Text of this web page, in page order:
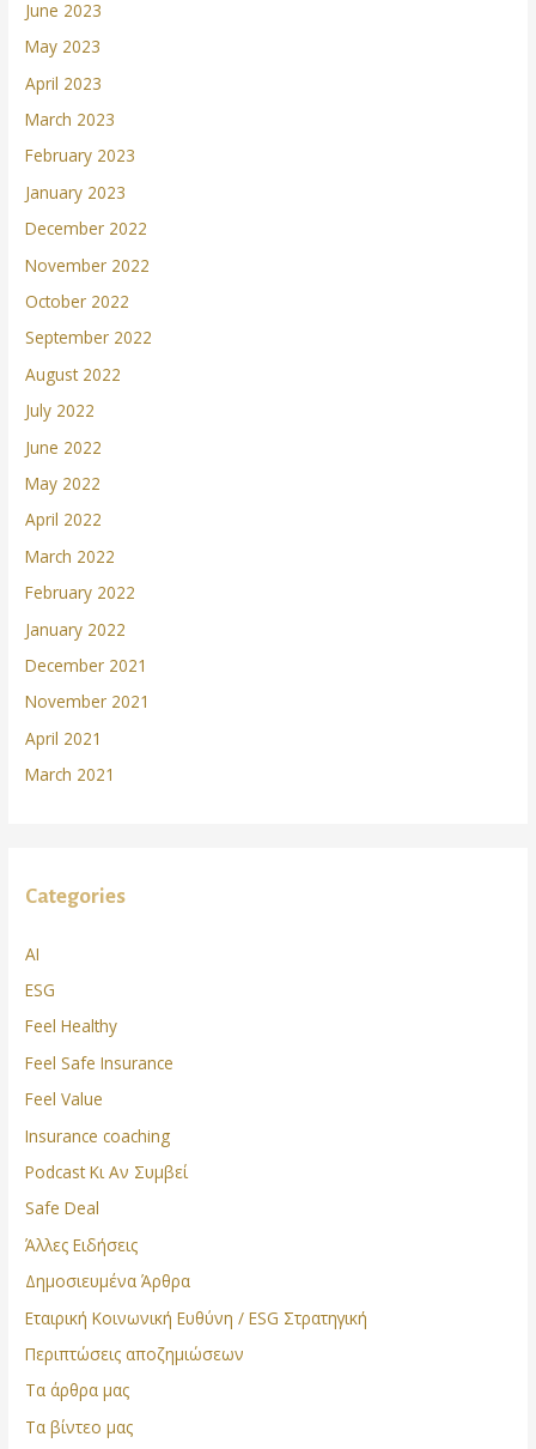
June 2023
May 2023
April 2023
March 2023
February 2023
January 2023
December 2022
November 2022
October 2022
September 2022
August 2022
July 2022
June 2022
May 2022
April 2022
March 2022
February 2022
January 2022
December 2021
November 2021
April 2021
March 2021
Categories
AI
ESG
Feel Healthy
Feel Safe Insurance
Feel Value
Insurance coaching
Podcast Κι Αν Συμβεί
Safe Deal
Άλλες Ειδήσεις
Δημοσιευμένα Άρθρα
Εταιρική Κοινωνική Ευθύνη / ESG Στρατηγική
Περιπτώσεις αποζημιώσεων
Τα άρθρα μας
Τα βίντεο μας